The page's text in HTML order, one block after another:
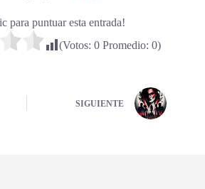
para puntuar esta entrada!
(Votos: 0Promedio: 0)
SIGUIENTE